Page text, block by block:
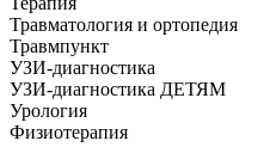
Травматология и ортопедия
Травмпункт
УЗИ-диагностика
УЗИ-диагностика ДЕТЯМ
Урология
Физиотерапия